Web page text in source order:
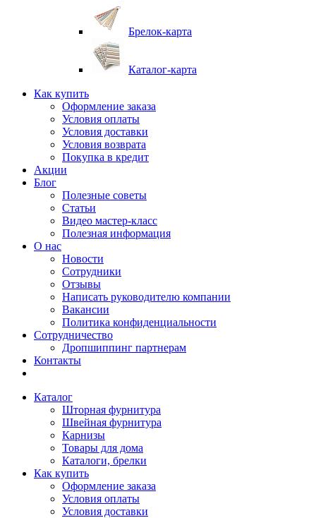
Брелок-карта
Каталог-карта
Как купить
Оформление заказа
Условия оплаты
Условия доставки
Условия возврата
Покупка в кредит
Акции
Блог
Полезные советы
Статьи
Видео мастер-класс
Полезная информация
О нас
Новости
Сотрудники
Отзывы
Написать руководителю компании
Вакансии
Политика конфиденциальности
Сотрудничество
Дропшиппинг партнерам
Контакты
Каталог
Шторная фурнитура
Швейная фурнитура
Карнизы
Товары для дома
Каталоги, брелки
Как купить
Оформление заказа
Условия оплаты
Условия доставки